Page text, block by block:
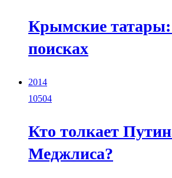
Крымские татары:
поисках
2014
10504
Кто толкает
Меджлиса?